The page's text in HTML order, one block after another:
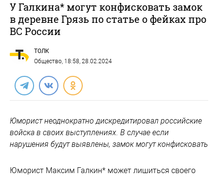
У Галкина* могут конфисковать замок
в деревне Грязь по статье о фейках про
ВС России
ТОЛК
Общество, 18:58, 28.02.2024
Юморист неоднократно дискредитировал российские
войска в своих выступлениях. В случае если
нарушения будут выявлены, замок могут конфисковать
Юморист Максим Галкин* может лишиться своего